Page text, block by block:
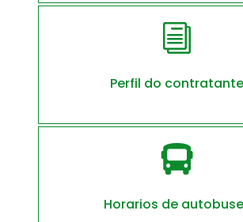
i
Perfil do contratante

Horarios de